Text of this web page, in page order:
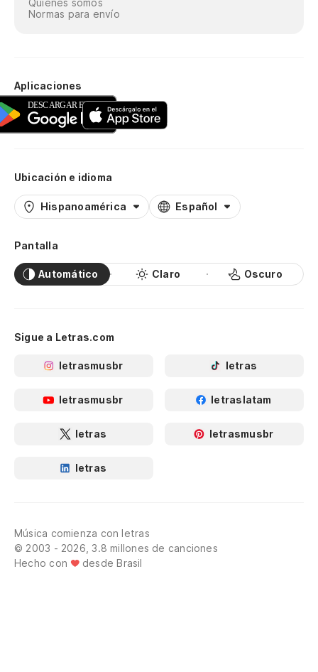
Quiénes somos
Normas para envío
Aplicaciones
Ubicación e idioma
Hispanoamérica Español
Pantalla
Automático Claro Oscuro
Sigue a Letras.com
letrasmusbr letras
letrasmusbr letraslatam
letras letrasmusbr
letras
Música comienza con letras
© 2003 - 2026, 3.8 millones de canciones
Hecho con
desde Brasil